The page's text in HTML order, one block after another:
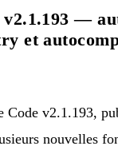
v2.1.193 —
et
v2.1.193,
nouvelles